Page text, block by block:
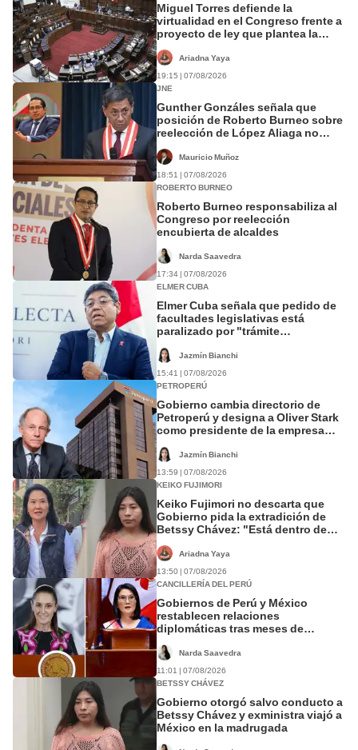
Miguel Torres defiende la
virtualidad en el Congreso frente a
proyecto de ley que plantea la
Ariadna Yaya
19:15 | 07/08/2026
JNE
Gunther Gonzáles señala que
posición de Roberto Burneo sobre
reelección de López Aliaga no
Mauricio Muñoz
18:51 | 07/08/2026
ROBERTO BURNEO
Roberto Burneo responsabiliza al
Congreso por reelección
encubierta de alcaldes
Narda Saavedra
17:34 | 07/08/2026
ELMER CUBA
Elmer Cuba señala que pedido de
facultades legislativas está
paralizado por "trámite
Jazmín Bianchi
15:41 | 07/08/2026
PETROPERÚ
Gobierno cambia directorio de
Petroperú y designa a Oliver Stark
como presidente de la empresa
Jazmín Bianchi
13:59 | 07/08/2026
KEIKO FUJIMORI
Keiko Fujimori no descarta que
Gobierno pida la extradición de
Betssy Chávez: "Está dentro de
Ariadna Yaya
13:50 | 07/08/2026
CANCILLERÍA DEL PERÚ
Gobiernos de Perú y México
restablecen relaciones
diplomáticas tras meses de
Narda Saavedra
11:01 | 07/08/2026
BETSSY CHÁVEZ
Gobierno otorgó salvo conducto a
Betssy Chávez y exministra viajó a
México en la madrugada